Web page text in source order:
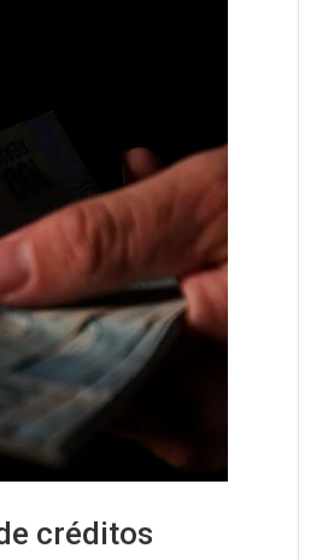
créditos